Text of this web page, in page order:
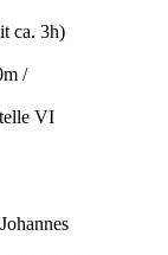
ca. 3h)
/
VI